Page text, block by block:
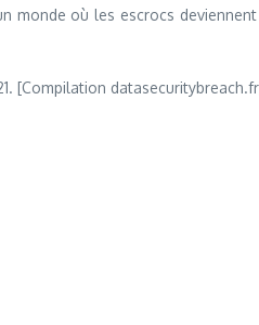
monde où les escrocs
[Compilation